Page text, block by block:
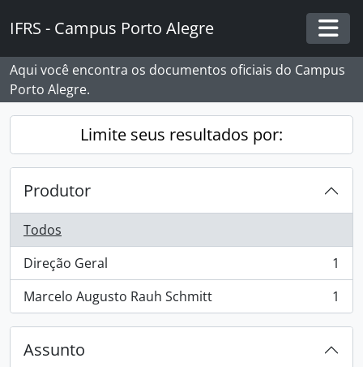
IFRS - Campus Porto Alegre
Aqui você encontra os documentos oficiais do Campus
Porto Alegre.
Limite seus resultados por:
Produtor
Todos
Direção Geral
, 1 resultados
1
Marcelo Augusto Rauh Schmitt
, 1 resultados 1
Assunto